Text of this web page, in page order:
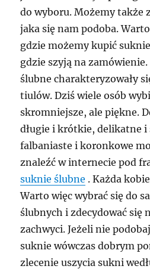
do wyboru. Możemy także
jaka się nam podoba.
gdzie możemy kupić
gdzie szyją na
ślubne charakteryzowały
tiulów. Dziś wiele osób
skromniejsze, ale piękne.
długie i krótkie, delikatne i
falbaniaste i koronkowe
znaleźć w internecie pod
suknie ślubne . Każda
Warto więc wybrać się do
ślubnych i zdecydować się
zachwyci. Jeżeli nie
suknie wówczas dobrym
zlecenie uszycia sukni